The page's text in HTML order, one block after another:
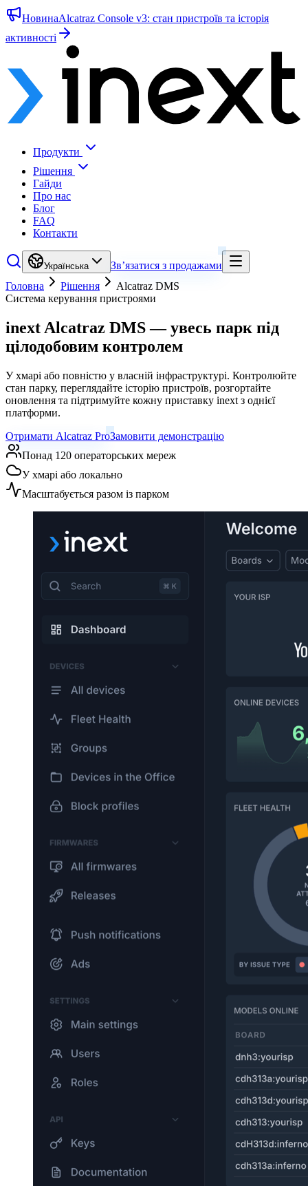
НовинаAlcatraz Console v3: стан пристроїв та історія
активності
Продукти
Рішення
Гайди
Про нас
Блог
FAQ
Контакти
Українська
Зв’язатися з продажами
Головна
Рішення
Alcatraz DMS
Система керування пристроями
inext Alcatraz DMS — увесь парк під
цілодобовим контролем
У хмарі або повністю у власній інфраструктурі. Контролюйте
стан парку, переглядайте історію пристроїв, розгортайте
оновлення та підтримуйте кожну приставку inext з однієї
платформи.
Отримати Alcatraz ProЗамовити демонстрацію
Понад 120 операторських мереж
У хмарі або локально
Масштабується разом із парком